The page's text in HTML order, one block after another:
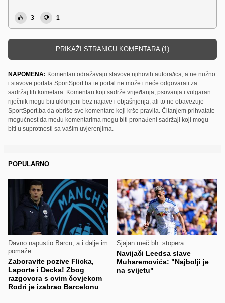
3 1
PRIKAŽI STRANICU KOMENTARA (1)
NAPOMENA: Komentari odražavaju stavove njihovih autora/ica, a ne nužno
i stavove portala SportSport.ba te portal ne može i neće odgovarati za
sadržaj tih kometara. Komentari koji sadrže vrijeđanja, psovanja i vulgaran
riječnik mogu biti uklonjeni bez najave i objašnjenja, ali to ne obavezuje
SportSport.ba da obriše sve komentare koji krše pravila. Čitanjem prihvatate
mogućnost da među komentarima mogu biti pronađeni sadržaji koji mogu
biti u suprotnosti sa vašim uvjerenjima.
POPULARNO
Davno napustio Barcu, a i dalje im
pomaže
Zaboravite pozive Flicka,
Laporte i Decka! Zbog
razgovora s ovim čovjekom
Rodri je izabrao Barcelonu
Sjajan meč bh. stopera
Navijači Leedsa slave
Muharemovića: "Najbolji je
na svijetu"